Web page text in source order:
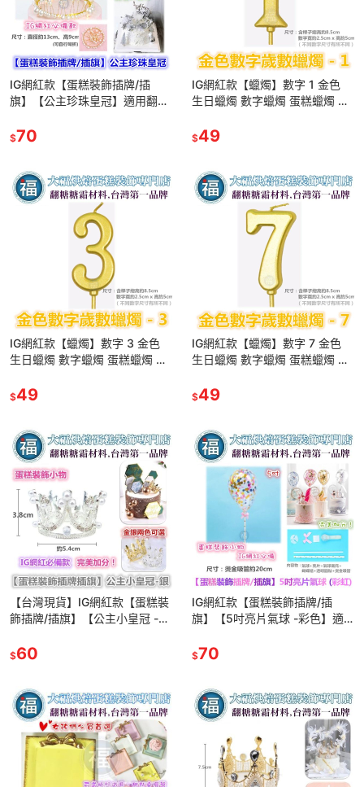
IG網紅款【蛋糕裝飾插牌/插
旗】【公主珍珠皇冠】適用翻糖
照下午茶惠爾通蛋白粉wilton翻
$70
IG網紅款【蠟燭】數字 1 金色
生日蠟燭 數字蠟燭 蛋糕蠟燭 歲
1蠟燭
$49
IG網紅款【蠟燭】數字 3 金色
生日蠟燭 數字蠟燭 蛋糕蠟燭 歲
3蠟燭
$49
IG網紅款【蠟燭】數字 7 金色
生日蠟燭 數字蠟燭 蛋糕蠟燭 歲
7蠟燭
$49
【台灣現貨】IG網紅款【蛋糕裝
飾插牌/插旗】【公主小皇冠 -
桌婚禮小物杯子吸管裝飾拍照
$60
IG網紅款【蛋糕裝飾插牌/插
旗】【5吋亮片氣球 -彩色】適
裝飾拍照下午茶惠爾通蛋白粉
$70